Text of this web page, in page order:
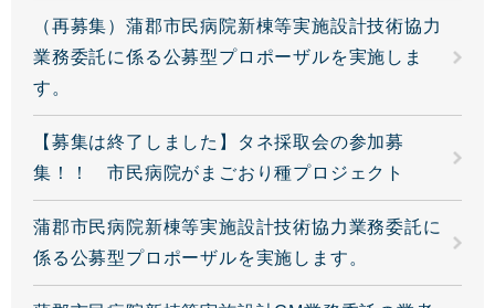
（再募集）蒲郡市民病院新棟等実施設計技術協力
業務委託に係る公募型プロポーザルを実施しま
す。
【募集は終了しました】タネ採取会の参加募
集！！ 市民病院がまごおり種プロジェクト
蒲郡市民病院新棟等実施設計技術協力業務委託に
係る公募型プロポーザルを実施します。